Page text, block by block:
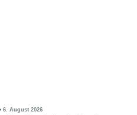
6. August 2026